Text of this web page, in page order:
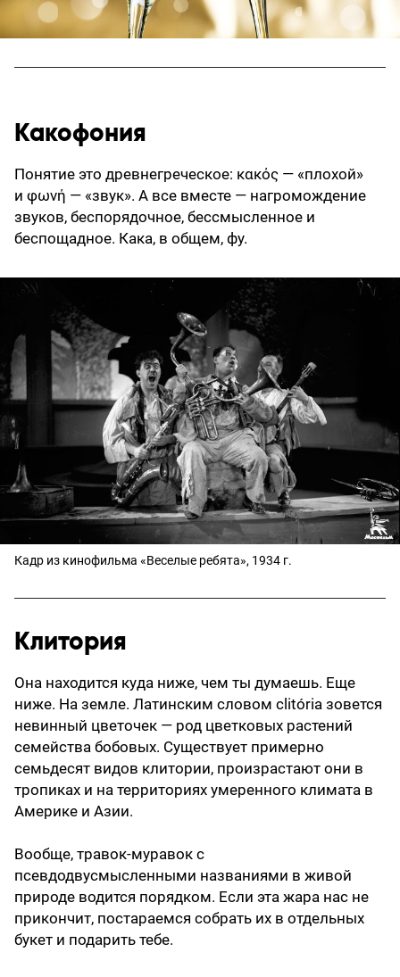
Какофония
Понятие это древнегреческое: κακός — «плохой»
и φωνή — «звук». А все вместе — нагромождение
звуков, беспорядочное, бессмысленное и
беспощадное. Кака, в общем, фу.
Кадр из кинофильма «Веселые ребята», 1934 г.
Клитория
Она находится куда ниже, чем ты думаешь. Еще
ниже. На земле. Латинским словом clitória зовется
невинный цветочек — род цветковых растений
семейства бобовых. Существует примерно
семьдесят видов клитории, произрастают они в
тропиках и на территориях умеренного климата в
Америке и Азии.
Вообще, травок-муравок с
псевдодвусмысленными названиями в живой
природе водится порядком. Если эта жара нас не
прикончит, постараемся собрать их в отдельных
букет и подарить тебе.